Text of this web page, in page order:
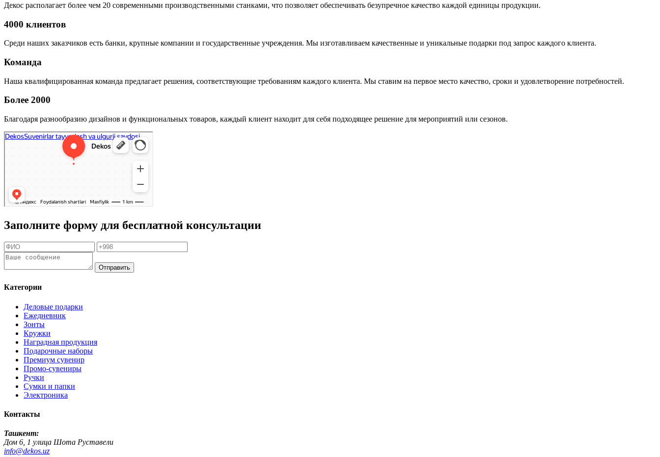
Декос располагает более чем 20 современными производственными станками, что позволяет обеспечивать безупречное качество каждой единицы продукции.
4000 клиентов
Среди наших заказчиков есть банки, крупные компании и государственные учреждения. Мы изготавливаем качественные и уникальные подарки под запрос каждого клиента.
Команда
Наша квалифицированная команда предлагает решения, соответствующие требованиям каждого клиента. Мы ставим на первое место качество, сроки и удовлетворение потребностей.
Более 2000
Благодаря разнообразию дизайнов и функциональных товаров, каждый клиент находит для себя подходящее решение для мероприятий или сезонов.
Заполните форму для бесплатной консультации
Отправить
Категории
Деловые подарки
Ежедневник
Зонты
Кружки
Наградная продукция
Подарочные наборы
Премиум сувенир
Промо-сувениры
Ручки
Сумки и папки
Электроника
Контакты
Ташкент:
Дом 6, 1 улица Шота Руставели
info@dekos.uz